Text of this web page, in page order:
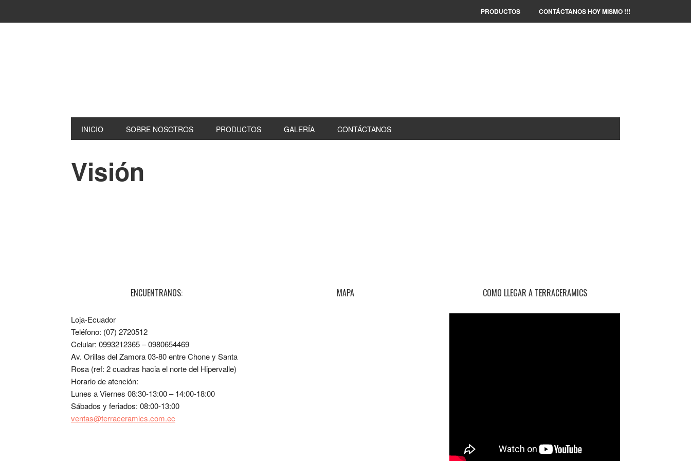
PRODUCTOS CONTÁCTANOS HOY MISMO !!!
INICIO SOBRE NOSOTROS PRODUCTOS GALERÍA CONTÁCTANOS
Visión
ENCUENTRANOS:
Loja-Ecuador
Teléfono: (07) 2720512
Celular: 0993212365 – 0980654469
Av. Orillas del Zamora 03-80 entre Chone y Santa
Rosa (ref: 2 cuadras hacia el norte del Hipervalle)
Horario de atención:
Lunes a Viernes 08:30-13:00 – 14:00-18:00
Sábados y feriados: 08:00-13:00
ventas@terraceramics.com.ec
MAPA COMO LLEGAR A TERRACERAMICS